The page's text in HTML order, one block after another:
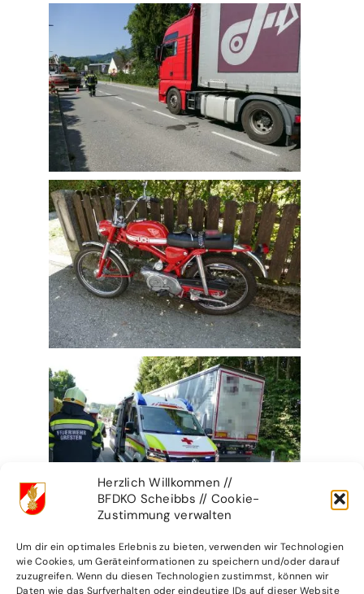
Herzlich Willkommen //
BFDKO Scheibbs // Cookie-
Zustimmung verwalten
Um dir ein optimales Erlebnis zu bieten, verwenden wir Technologien
wie Cookies, um Geräteinformationen zu speichern und/oder darauf
zuzugreifen. Wenn du diesen Technologien zustimmst, können wir
Daten wie das Surfverhalten oder eindeutige IDs auf dieser Website